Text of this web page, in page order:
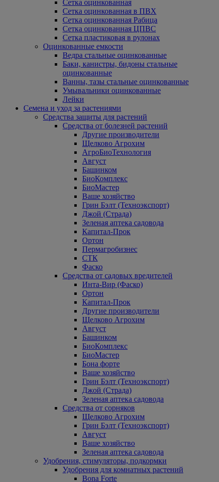
Сетка оцинкованная
Сетка оцинкованная в ПВХ
Сетка оцинкованная Рабица
Сетка оцинкованная ЦПВС
Сетка пластиковая в рулонах
Оцинкованные емкости
Ведра стальные оцинкованные
Баки, канистры, бидоны стальные
оцинкованные
Ванны, тазы стальные оцинкованные
Умывальники оцинкованные
Лейки
Семена и уход за растениями
Средства защиты для растений
Средства от болезней растений
Другие производители
Щелково Агрохим
АгроБиоТехнология
Август
Башинком
БиоКомплекс
БиоМастер
Ваше хозяйство
Грин Бэлт (Техноэкспорт)
Джой (Страда)
Зеленая аптека садовода
Капитал-Прок
Ортон
Пермагробизнес
СТК
Фаско
Средства от садовых вредителей
Инта-Вир (Фаско)
Ортон
Капитал-Прок
Другие производители
Щелково Агрохим
Август
Башинком
БиоКомплекс
БиоМастер
Бона форте
Ваше хозяйство
Грин Бэлт (Техноэкспорт)
Джой (Страда)
Зеленая аптека садовода
Средства от сорняков
Щелково Агрохим
Грин Бэлт (Техноэкспорт)
Август
Ваше хозяйство
Зеленая аптека садовода
Удобрения, стимуляторы, подкормки
Удобрения для комнатных растений
Bona Forte